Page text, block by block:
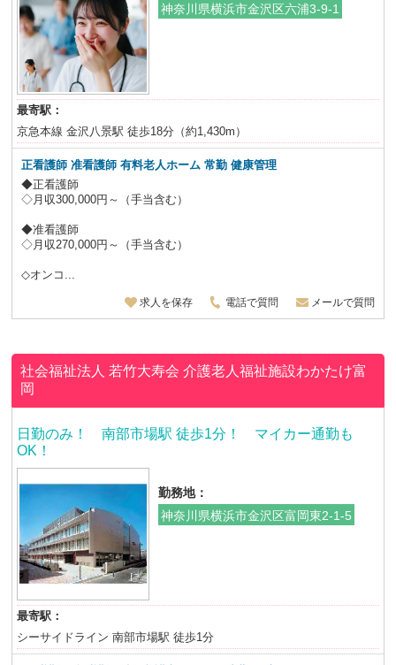
神奈川県横浜市金沢区六浦3-9-1
最寄駅：
京急本線 金沢八景駅 徒歩18分（約1,430m）
正看護師 准看護師 有料老人ホーム 常勤 健康管理
◆正看護師
◇月収300,000円～（手当含む）
◆准看護師
◇月収270,000円～（手当含む）
◇オンコ...
求人を保存 電話で質問 メールで質問
社会福祉法人 若竹大寿会介護老人福祉施設わかたけ富
岡
日勤のみ！ 南部市場駅 徒歩1分！ マイカー通勤も
OK！
勤務地：
神奈川県横浜市金沢区富岡東2-1-5
最寄駅：
シーサイドライン 南部市場駅 徒歩1分